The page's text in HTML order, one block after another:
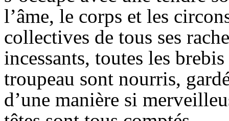
l’âme, le corps et les
collectives de tous ses
incessants, toutes les
troupeau sont nourris,
d’une manière si